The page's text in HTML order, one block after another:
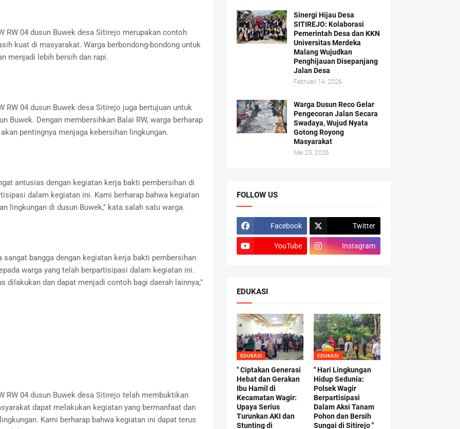
RW 04 dusun Buwek desa Sitirejo merupakan contoh
kuat di masyarakat. Warga berbondong-bondong untuk
menjadi lebih bersih dan rapi.
RW 04 dusun Buwek desa Sitirejo juga bertujuan untuk
Buwek. Dengan membersihkan Balai RW, warga berharap
pentingnya menjaga kebersihan lingkungan.
antusias dengan kegiatan kerja bakti pembersihan di
dalam kegiatan ini. Kami berharap bahwa kegiatan
lingkungan di dusun Buwek," kata salah satu warga.
bangga dengan kegiatan kerja bakti pembersihan
warga yang telah berpartisipasi dalam kegiatan ini.
dilakukan dan dapat menjadi contoh bagi daerah lainnya,"
RW 04 dusun Buwek desa Sitirejo telah membuktikan
dapat melakukan kegiatan yang bermanfaat dan
Kami berharap bahwa kegiatan ini dapat terus
Sinergi Hijau Desa
SITIREJO: Kolaborasi
Pemerintah Desa dan KKN
Universitas Merdeka
Malang Wujudkan
Penghijauan Disepanjang
Jalan Desa
Februari 14, 2026
Warga Dusun Reco Gelar
Pengecoran Jalan Secara
Swadaya, Wujud Nyata
Gotong Royong
Masyarakat
Mei 25, 2026
FOLLOW US
Facebook Twitter
YouTube Instagram
EDUKASI
EDUKASI
" Ciptakan Generasi
Hebat dan Gerakan
Ibu Hamil di
Kecamatan Wagir:
Upaya Serius
Turunkan AKI dan
Stunting di
EDUKASI
" Hari Lingkungan
Hidup Sedunia:
Polsek Wagir
Berpartisipasi
Dalam Aksi Tanam
Pohon dan Bersih
Sungai di Sitirejo "